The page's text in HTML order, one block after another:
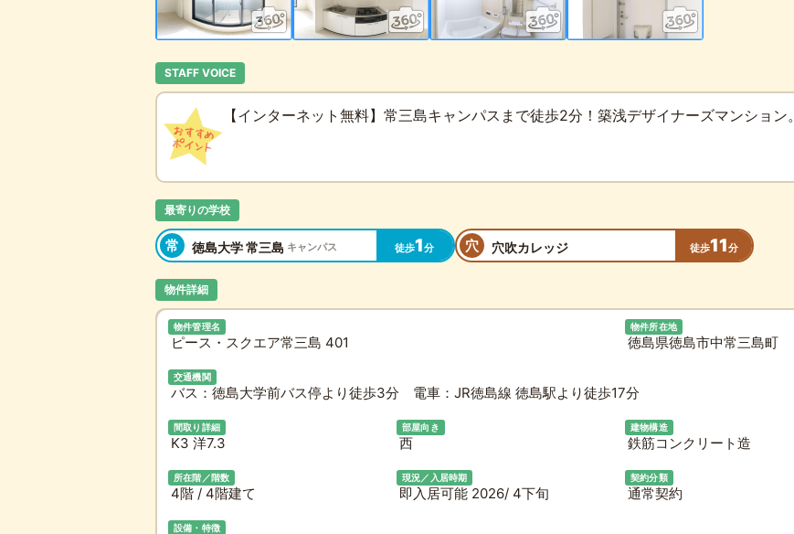
STAFF VOICE
【インターネット無料】常三島キャンパスまで徒歩2分！築浅デザイナーズマンション。
最寄りの学校
常 徳島大学 常三島 キャンパス 徒歩1分 穴 穴吹カレッジ 徒歩11分
物件詳細
物件管理名
ピース・スクエア常三島 401
物件所在地
徳島県徳島市中常三島町
交通機関
バス：徳島大学前バス停より徒歩3分 電車：JR徳島線 徳島駅より徒歩17分
間取り詳細
K3 洋7.3
部屋向き
西
建物構造
鉄筋コンクリート造
所在階／階数
4階 / 4階建て
現況／入居時期
即入居可能 2026/ 4下旬
契約分類
通常契約
設備・特徴